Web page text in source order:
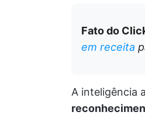
Fato do
em receita
A inteligência